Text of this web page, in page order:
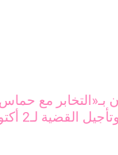
بـ«التخابر مع
القضية لـ2 أكتوبر